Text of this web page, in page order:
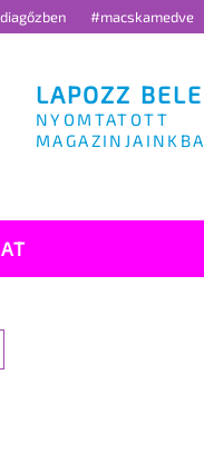
#macskamedve
LAPOZZ BELE
NYOMTATOTT
MAGAZINJAINKBA